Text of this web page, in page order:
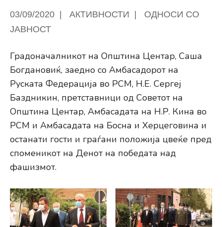
03/09/2020 АКТИВНОСТИ
ОДНОСИ СО
ЈАВНОСТ
Градоначалникот на Општина Центар, Саша
Богдановиќ, заедно со Амбасадорот на
Руската Федерација во РСМ, Н.Е. Сергеј
Баздникин, претставници од Советот на
Општина Центар, Амбасадата на Н.Р. Кина во
РСМ и Амбасадата на Босна и Херцеговина и
останати гости и граѓани положија цвеќе пред
споменикот на Денот на победата над
фашизмот.